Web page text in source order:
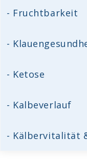
- Fruchtbarkeit
-
- Ketose
- Kalbeverlauf
- Kälbervitalität